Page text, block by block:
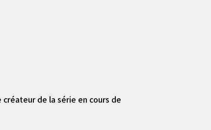
de la série en cours de